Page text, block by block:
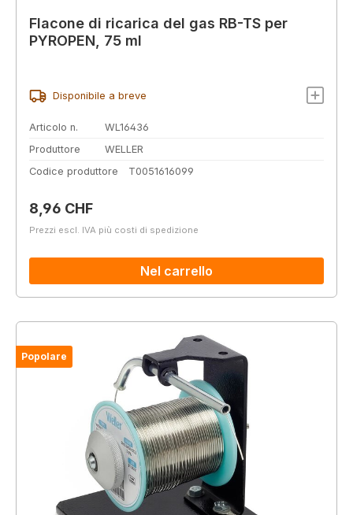
Flacone di ricarica del gas RB-TS per
PYROPEN, 75 ml
Disponibile a breve
Articolo n.
WL16436
Produttore
WELLER
Codice produttore
T0051616099
Prezzo normale:
8,96 CHF
Prezzi escl. IVA più costi di spedizione
Nel carrello
Popolare